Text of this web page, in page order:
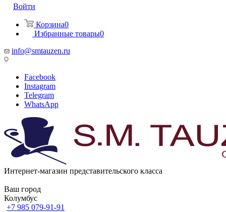
Войти
Корзина0
Избранные товары0
info@smtauzen.ru
Facebook
Instagram
Telegram
WhatsApp
Интернет-магазин представительского класса
Ваш город
Колумбус
+7 985 079-91-91